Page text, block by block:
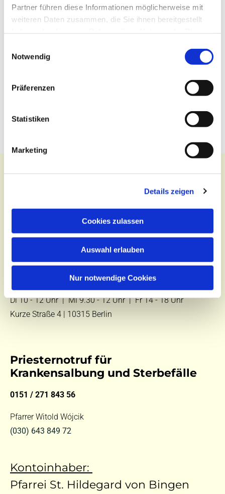
Partner führen diese Informationen möglicherweise mit
weiteren Daten zusammen, die Sie ihnen bereitgestellt
Notwendig
Präferenzen
Statistiken
Marketing
Details zeigen
Cookies zulassen
Auswahl erlauben
Nur notwendige Cookies
Kontakt
Tel.:
E-Mail:kontakt@st-hildegard-von-bingen.de
Di 10 - 12 Uhr |Mi 9.30 - 12 Uhr |Fr 14 - 18 Uhr
Kurze Straße 4 | 10315 Berlin
Priesternotruf für
Krankensalbung und Sterbefälle
0151 / 271 843 56
Pfarrer Witold Wójcik
(030) 643 849 72
Kontoinhaber:
Pfarrei St. Hildegard von Bingen